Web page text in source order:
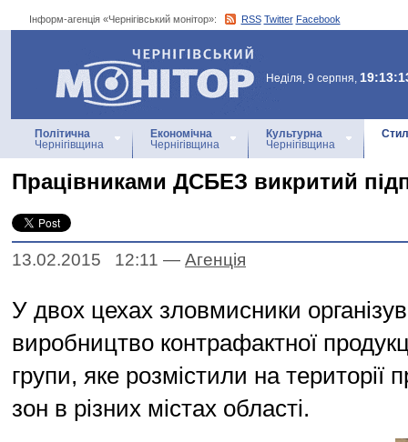
Інформ-агенція «Чернігівський монітор»: RSS Twitter Facebook
Інформ-агенція
«Чернігівський монітор»
Неділя, 9 серпня,
Політична
Чернігівщина
Економічна
Чернігівщина
Культурна
Чернігівщина
Працівниками ДСБЕЗ викритий
13.02.2015 12:11 — Агенцiя
У двох цехах зловмисники
виробництво контрафактної
групи, яке розмістили на території
зон в різних містах області.